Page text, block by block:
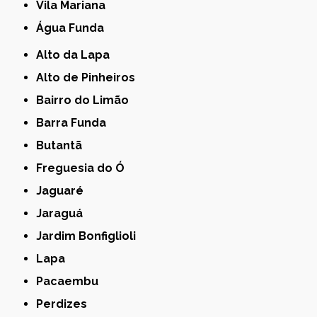
Vila Mariana
Água Funda
Alto da Lapa
Alto de Pinheiros
Bairro do Limão
Barra Funda
Butantã
Freguesia do Ó
Jaguaré
Jaraguá
Jardim Bonfiglioli
Lapa
Pacaembu
Perdizes